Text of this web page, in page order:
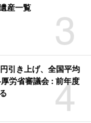
3
産一覧
4
引き上げ、全国平均
労省審議会 : 前年度